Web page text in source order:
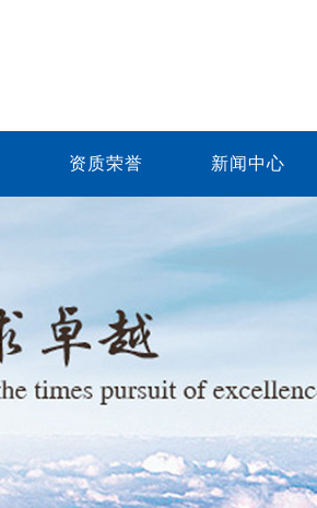
资质荣誉 新闻中心